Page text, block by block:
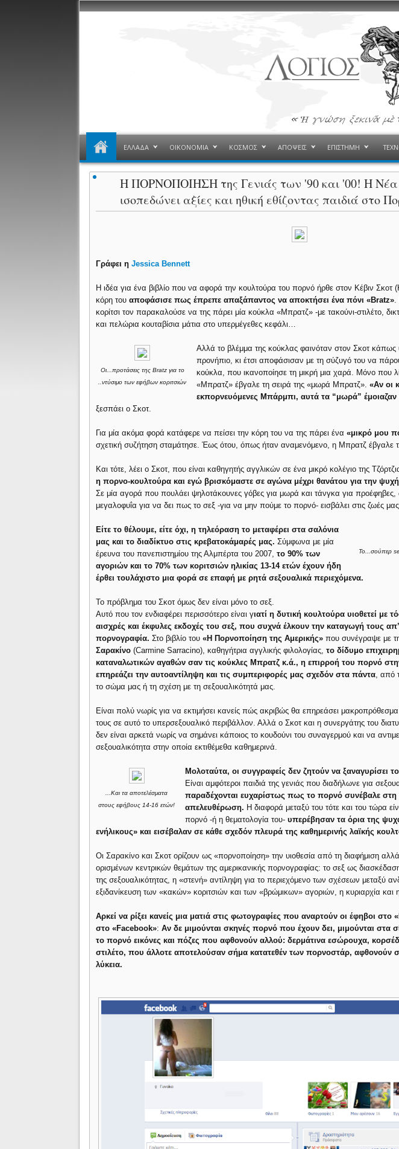
ΕΛΛΑΔΑ ΟΙΚΟΝΟΜΙΑ ΚΟΣΜΟΣ ΑΠΟΨΕΙΣ ΕΠΙΣΤΗΜΗ
H ΠΟΡΝΟΠΟΙΗΣΗ της Γενιάς των '90 και '00! Η
ισοπεδώνει αξίες και ηθική εθίζοντας παιδιά στο
Γράφει ηJessica Bennett
Η ιδέα για ένα βιβλίο που να αφορά την κουλτούρα του πορνό ήρθε στον Κέβιν
κόρη τουαποφάσισε πως έπρεπε απαξάπαντος να αποκτήσει ένα πόνι «Bratz».
κορίτσι τον παρακαλούσε να της πάρει μία κούκλα «Μπρατζ» -με τακούνι-στιλέτο,
και πελώρια κουταβίσια μάτια στο υπερμέγεθες κεφάλι…
Oι...προτάσεις της Bratz για το
..ντύσιμο των εφήβων κοριτσιών
Αλλά το βλέμμα της κούκλας φαινόταν στον Σκοτ κάπως
προνήπιο, κι έτσι αποφάσισαν με τη σύζυγό του να
κούκλα, που ικανοποίησε τη μικρή μια χαρά. Μόνο που
«Μπρατζ» έβγαλε τη σειρά της «μωρά Μπρατζ».«Αν οι
εκπορνευόμενες Μπάρμπι, αυτά τα “μωρά” έμοιαζαν
ξεσπάει ο Σκοτ.
Για μία ακόμα φορά κατάφερε να πείσει την κόρη του να της πάρει ένα«μικρό μου
σχετική συζήτηση σταμάτησε. Έως ότου, όπως ήταν αναμενόμενο, η Μπρατζ έβγαλε
Και τότε, λέει ο Σκοτ, που είναι καθηγητής αγγλικών σε ένα μικρό κολέγιο της
η πορνο-κουλτούρα και εγώ βρισκόμαστε σε αγώνα μέχρι θανάτου για την
Σε μία αγορά που πουλάει ψηλοτάκουνες γόβες για μωρά και τάνγκα για προέφηβες,
μεγαλοφυΐα για να δει πως το σεξ -για να μην πούμε το πορνό- εισβάλει στις ζωές
To...σούπερ
Είτε το θέλουμε, είτε όχι, η τηλεόραση το μεταφέρει στα σαλόνια
μας και το διαδίκτυο στις κρεβατοκάμαρές μας.Σύμφωνα με μία
έρευνα του πανεπιστημίου της Αλμπέρτα του 2007,το 90% των
αγοριών και το 70% των κοριτσιών ηλικίας 13-14 ετών έχουν ήδη
έρθει τουλάχιστο μια φορά σε επαφή με ρητά σεξουαλικά περιεχόμενα.
Το πρόβλημα του Σκοτ όμως δεν είναι μόνο το σεξ.
Αυτό που τον ενδιαφέρει περισσότερο είναι γιατί η δυτική κουλτούρα υιοθετεί με
αισχρές και έκφυλες εκδοχές του σεξ, που συχνά έλκουν την καταγωγή τους
πορνογραφία.Στο βιβλίο του«Η Πορνοποίηση της Αμερικής» που συνέγραψε με
Σαρακίνο (Carmine Sarracino), καθηγήτρια αγγλικής φιλολογίας,το δίδυμο
καταναλωτικών αγαθών σαν τις κούκλες Μπρατζ κ.ά., η επιρροή του πορνό
επηρεάζει την αυτοαντίληψη και τις συμπεριφορές μας σχεδόν στα πάντα, από
το σώμα μας ή τη σχέση με τη σεξουαλικότητά μας.
Είναι πολύ νωρίς για να εκτιμήσει κανείς πώς ακριβώς θα επηρεάσει
τους σε αυτό το υπερσεξουαλικό περιβάλλον. Αλλά ο Σκοτ και η συνεργάτης του
δεν είναι αρκετά νωρίς να σημάνει κάποιος το κουδούνι του συναγερμού και να
σεξουαλικότητα στην οποία εκτιθέμεθα καθημερινά.
...Kαι τα αποτελέσματα
στους εφήβους 14-16 ετών!
Μολοταύτα, οι συγγραφείς δεν ζητούν να ξαναγυρίσει
Είναι αμφότεροι παιδιά της γενιάς που διαδήλωνε για
παραδέχονται ευχαρίστως πως το πορνό συνέβαλε στη
απελευθέρωση. Η διαφορά μεταξύ του τότε και του τώρα
πορνό -ή η θεματολογία του-υπερέβησαν τα όρια της
ενήλικους» και εισέβαλαν σε κάθε σχεδόν πλευρά της καθημερινής λαϊκής
Οι Σαρακίνο και Σκοτ ορίζουν ως «πορνοποίηση» την υιοθεσία από τη διαφήμιση
ορισμένων κεντρικών θεμάτων της αμερικανικής πορνογραφίας: το σεξ ως
της σεξουαλικότητας, η «στενή» αντίληψη για το περιεχόμενο των σχέσεων μεταξύ
εξιδανίκευση των «κακών» κοριτσιών και των «βρώμικων» αγοριών, η κυριαρχία και
Αρκεί να ρίξει κανείς μια ματιά στις φωτογραφίες που αναρτούν οι έφηβοι στο
στο«Facebook»: Αν δε μιμούνται σκηνές πορνό που έχουν δει, μιμούνται στα
το πορνό εικόνες και πόζες που αφθονούν αλλού: δερμάτινα εσώρουχα,
στιλέτο, που άλλοτε αποτελούσαν σήμα κατατεθέν των πορνοστάρ, αφθονούν
λύκεια.